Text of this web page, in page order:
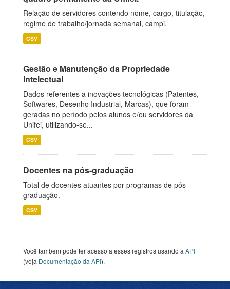
Relação de servidores contendo nome, cargo, titulação,
regime de trabalho/jornada semanal, campi.
CSV
Gestão e Manutenção da Propriedade
Intelectual
Dados referentes a inovações tecnológicas (Patentes,
Softwares, Desenho Industrial, Marcas), que foram
geradas no período pelos alunos e/ou servidores da
Unifei, utilizando-se...
CSV
Docentes na pós-graduação
Total de docentes atuantes por programas de pós-
graduação.
CSV
Você também pode ter acesso a esses registros usando a API
(veja Documentação da API).